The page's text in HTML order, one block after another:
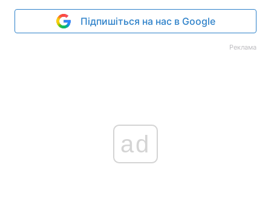
Підпишіться на нас в Google
Реклама
ad